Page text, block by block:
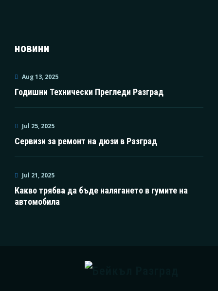
новини
Aug 13, 2025
Годишни Технически Прегледи Разград
Jul 25, 2025
Сервизи за ремонт на дюзи в Разград
Jul 21, 2025
Какво трябва да бъде налягането в гумите на
автомобила